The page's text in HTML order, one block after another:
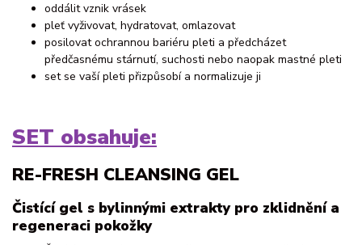
oddálit vznik vrásek
pleť vyživovat, hydratovat, omlazovat
posilovat ochrannou bariéru pleti a předcházet
předčasnému stárnutí, suchosti nebo naopak mastné pleti
set se vaší pleti přizpůsobí a normalizuje ji
SET obsahuje:
RE-FRESH CLEANSING GEL
Čistící gel s bylinnými extrakty pro zklidnění a
regeneraci pokožky